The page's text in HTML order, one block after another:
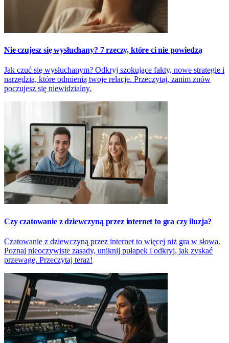
Nie czujesz się wysłuchany? 7 rzeczy, które ci nie powiedzą
Jak czuć się wysłuchanym? Odkryj szokujące fakty, nowe strategie i
narzędzia, które odmienią twoje relacje. Przeczytaj, zanim znów
poczujesz się niewidzialny.
Czy czatowanie z dziewczyną przez internet to gra czy iluzja?
Czatowanie z dziewczyną przez internet to więcej niż gra w słowa.
Poznaj nieoczywiste zasady, uniknij pułapek i odkryj, jak zyskać
przewagę. Przeczytaj teraz!